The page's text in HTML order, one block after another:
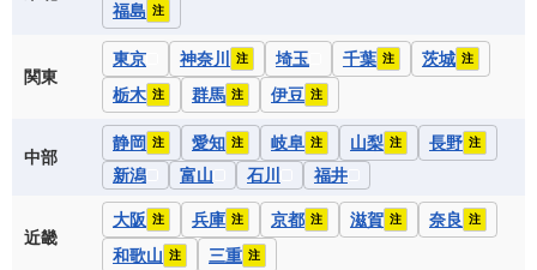
福島 注
関東
東京 神奈川 注 埼玉 千葉 注 茨城 注
栃木 注 群馬 注 伊豆 注
中部
静岡 注 愛知 注 岐阜 注 山梨 注 長野 注
新潟 富山 石川 福井
近畿
大阪 注 兵庫 注 京都 注 滋賀 注 奈良 注
和歌山 注 三重 注